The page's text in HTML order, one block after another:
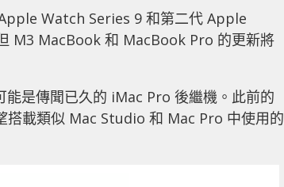
Watch Series 9 和第二代 Apple
M3 MacBook 和 MacBook Pro 的更新將
是傳聞已久的 iMac Pro 後繼機。此前的
載類似 Mac Studio 和 Mac Pro 中使用的